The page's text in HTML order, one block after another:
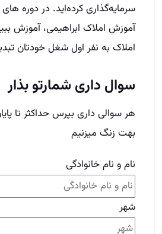
سرمایه‌گذاری کرده‌اید. در دوره
آموزش املاک ابراهیمی، آموزش
املاک به نفر اول شغل خودتان
سوال داری شمارتو بذار
هر سوالی داری بپرس حداکثر تا
بهت زنگ میزنیم
نام و نام خانوادگی
شهر